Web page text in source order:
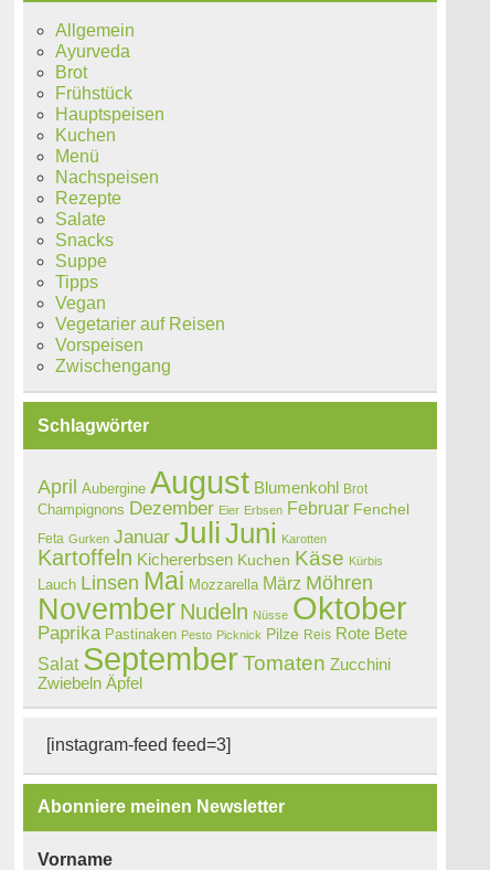
Allgemein
Ayurveda
Brot
Frühstück
Hauptspeisen
Kuchen
Menü
Nachspeisen
Rezepte
Salate
Snacks
Suppe
Tipps
Vegan
Vegetarier auf Reisen
Vorspeisen
Zwischengang
Schlagwörter
April Aubergine August Blumenkohl Brot
Champignons Dezember Eier Erbsen Februar Fenchel
Feta Gurken Januar JuliJuni Karotten
Kartoffeln Kichererbsen Kuchen Käse Kürbis
Lauch Linsen Mai Mozzarella März Möhren
November Nudeln Nüsse Oktober
Paprika Pastinaken Pesto Picknick Pilze Reis Rote Bete
Salat September Tomaten Zucchini
Zwiebeln Äpfel
[instagram-feed feed=3]
Abonniere meinen Newsletter
Vorname